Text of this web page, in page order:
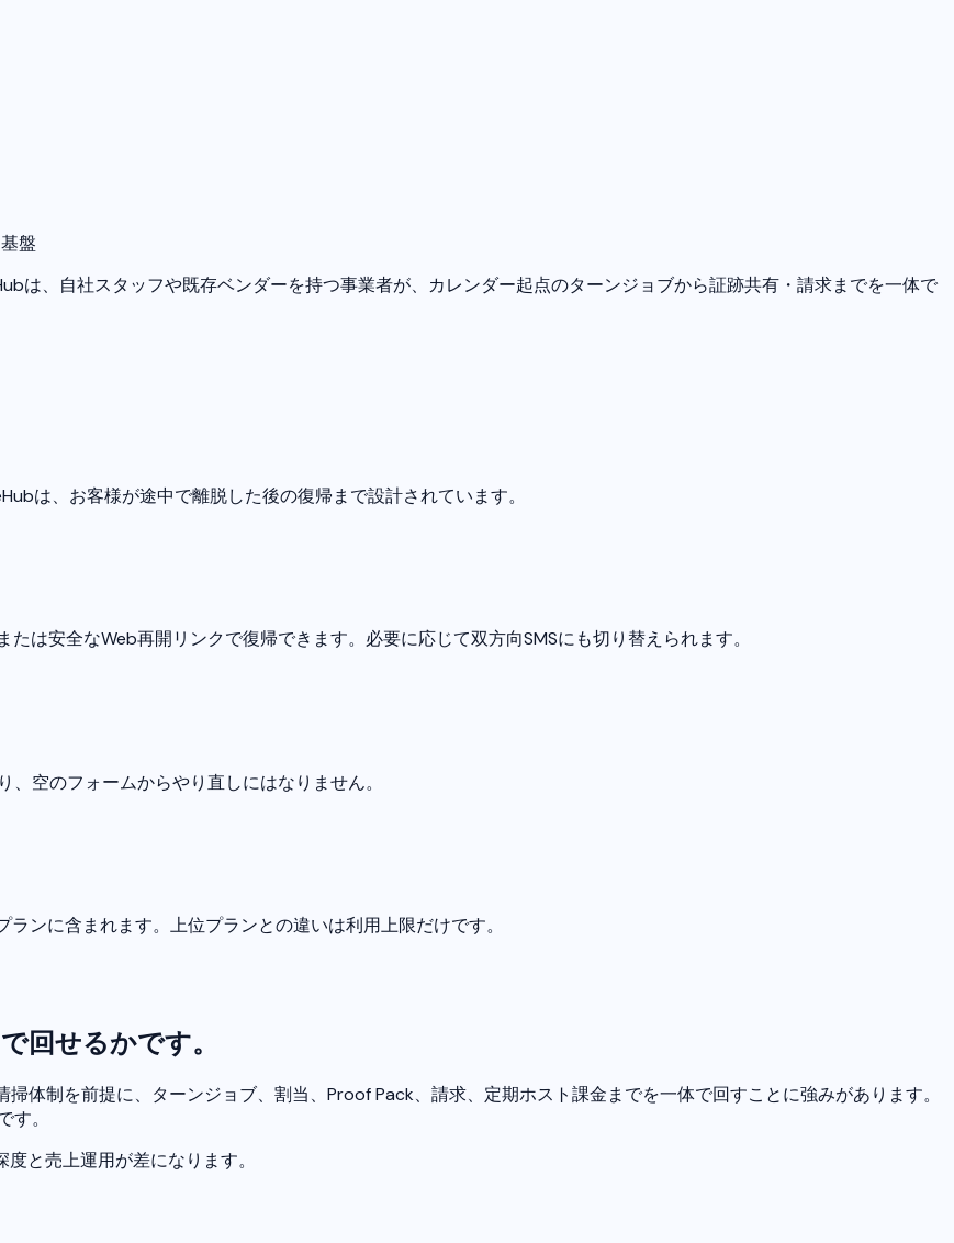
盤
は、自社スタッフや既存ベンダーを持つ事業者が、カレンダー起点のターンジョブから証跡共有・請求までを一体で
は、お客様が途中で離脱した後の復帰まで設計されています。
は安全なWeb再開リンクで復帰できます。必要に応じて双方向SMSにも切り替えられます。
空のフォームからやり直しにはなりません。
ンに含まれます。上位プランとの違いは利用上限だけです。
回せるかです。
体制を前提に、ターンジョブ、割当、Proof Pack、請求、定期ホスト課金までを一体で回すことに強みがあります。
。
と売上運用が差になります。